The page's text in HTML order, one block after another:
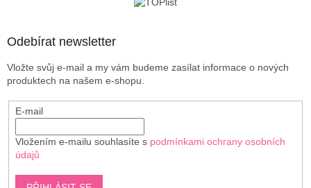
Odebírat newsletter
Vložte svůj e-mail a my vám budeme zasílat informace o nových
produktech na našem e-shopu.
E-mail
Vložením e-mailu souhlasíte s podmínkami ochrany osobních
údajů